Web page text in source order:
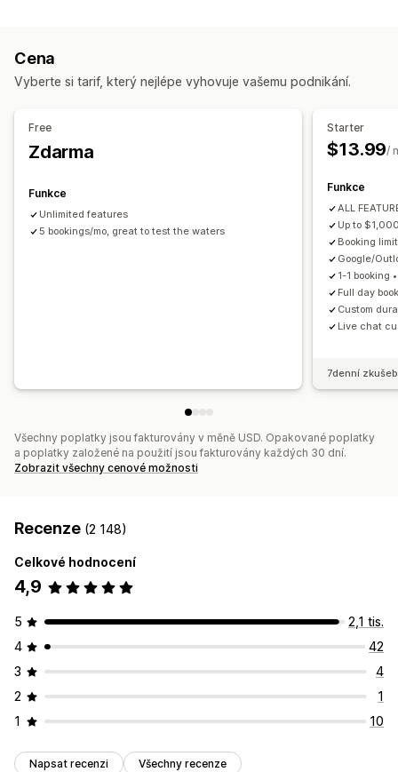
Správa rezervací
Kalendář
Plánování Termíny Blokovaní dat
Více rezervací
Přihlašování na akcích
Aktualizace v reálném čase
Zálohy Správa zaměstnanců
Přizpůsobení
Vlastní formuláře
Zabezpečení souborů
Omezení IP adres
Cena
Vyberte si tarif, který nejlépe vyhovuje vašemu podnikání.
Free
Zdarma
Funkce
Unlimited features
5 bookings/mo, great to test the waters
Starter
$13.99/
Funkce
ALL
Up to
Booking
Google/
1-1 booking
Full day
Custom
Live chat
7denní
Všechny poplatky jsou fakturovány v měně USD. Opakované poplatky
a poplatky založené na použití jsou fakturovány každých 30 dní.
Zobrazit všechny cenové možnosti
Recenze (2 148)
Celkové hodnocení
4,9
5
2,1 tis.
4
42
3
4
2
1
1
10
Napsat recenzi Všechny recenze